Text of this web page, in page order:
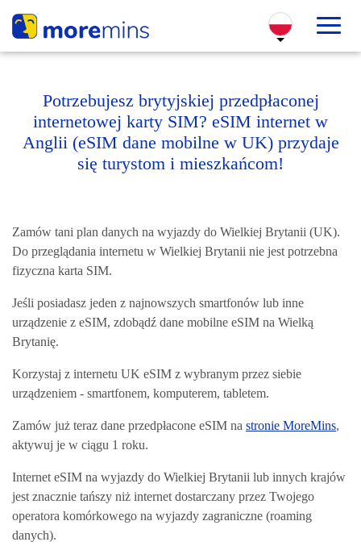
Potrzebujesz brytyjskiej przedpłaconej
internetowej karty SIM? eSIM internet w
Anglii (eSIM dane mobilne w UK) przydaje
się turystom i mieszkańcom!
Zamów tani plan danych na wyjazdy do Wielkiej Brytanii (UK).
Do przeglądania internetu w Wielkiej Brytanii nie jest potrzebna
fizyczna karta SIM.
Jeśli posiadasz jeden z najnowszych smartfonów lub inne
urządzenie z eSIM, zdobądź dane mobilne eSIM na Wielką
Brytanię.
Korzystaj z internetu UK eSIM z wybranym przez siebie
urządzeniem - smartfonem, komputerem, tabletem.
Zamów już teraz dane przedpłacone eSIM na stronie MoreMins,
aktywuj je w ciągu 1 roku.
Internet eSIM na wyjazdy do Wielkiej Brytanii lub innych krajów
jest znacznie tańszy niż internet dostarczany przez Twojego
operatora komórkowego na wyjazdy zagraniczne (roaming
danych).